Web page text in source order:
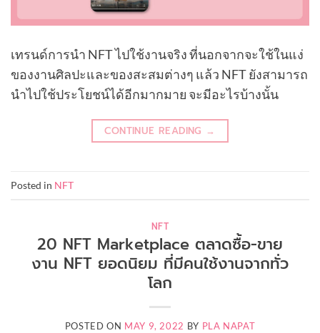
เทรนด์การนำ NFT ไปใช้งานจริง ที่นอกจากจะใช้ในแง่
ของงานศิลปะและของสะสมต่างๆ แล้ว NFT ยังสามารถ
นำไปใช้ประโยชน์ได้อีกมากมาย จะมีอะไรบ้างนั้น
CONTINUE READING →
Posted in NFT
NFT
20 NFT Marketplace ตลาดซื้อ-ขาย
งาน NFT ยอดนิยม ที่มีคนใช้งานจากทั่ว
โลก
POSTED ON MAY 9, 2022 BY PLA NAPAT